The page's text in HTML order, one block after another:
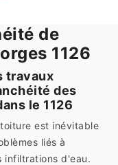
de
1126
travaux
des
le 1126
est inévitable
liés à
infiltrations d'eau.